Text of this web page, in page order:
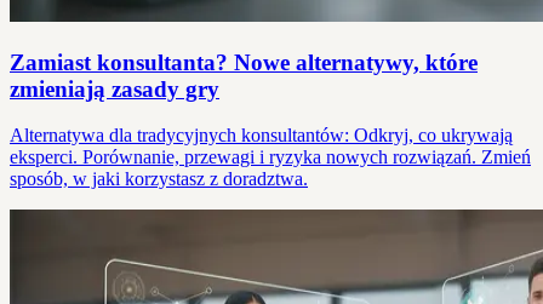
Zamiast konsultanta? Nowe alternatywy, które
zmieniają zasady gry
Alternatywa dla tradycyjnych konsultantów: Odkryj, co ukrywają
eksperci. Porównanie, przewagi i ryzyka nowych rozwiązań. Zmień
sposób, w jaki korzystasz z doradztwa.